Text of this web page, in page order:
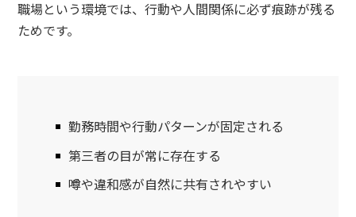
職場という環境では、行動や人間関係に必ず痕跡が残る
ためです。
勤務時間や行動パターンが固定される
第三者の目が常に存在する
噂や違和感が自然に共有されやすい